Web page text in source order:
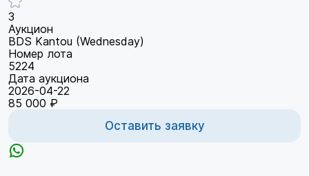
3
Аукцион
BDS Kantou (Wednesday)
Номер лота
5224
Дата аукциона
2026-04-22
85 000 ₽
Оставить заявку